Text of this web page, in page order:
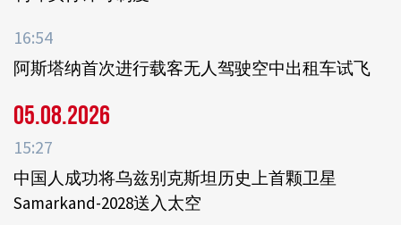
16:54
阿斯塔纳首次进行载客无人驾驶空中出租车试飞
05.08.2026
15:27
中国人成功将乌兹别克斯坦历史上首颗卫星
Samarkand-2028送入太空